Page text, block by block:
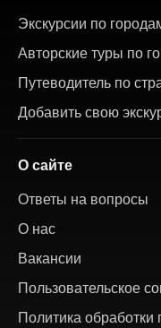
Экскурсии по
Авторские туры по
Путеводитель по
Добавить свою
О сайте
Ответы на вопросы
О нас
Вакансии
Пользовательское
Политика